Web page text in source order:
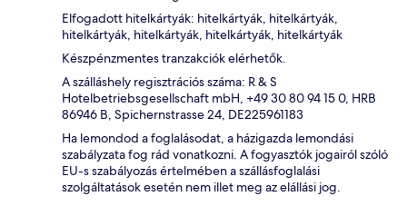
Elfogadott hitelkártyák: hitelkártyák, hitelkártyák,
hitelkártyák, hitelkártyák, hitelkártyák, hitelkártyák
Készpénzmentes tranzakciók elérhetők.
A szálláshely regisztrációs száma: R & S
Hotelbetriebsgesellschaft mbH, +49 30 80 94 15 0, HRB
86946 B, Spichernstrasse 24, DE225961183
Ha lemondod a foglalásodat, a házigazda lemondási
szabályzata fog rád vonatkozni. A fogyasztók jogairól szóló
EU-s szabályozás értelmében a szállásfoglalási
szolgáltatások esetén nem illet meg az elállási jog.